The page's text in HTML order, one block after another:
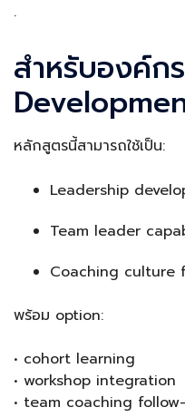
.
สำหรับองค์ก
หลักสูตรนี้สามารถใช้เป็น:
Leadership
Team leader
Coaching culture
พร้อม option:
• cohort learning
• workshop integration
• team coaching